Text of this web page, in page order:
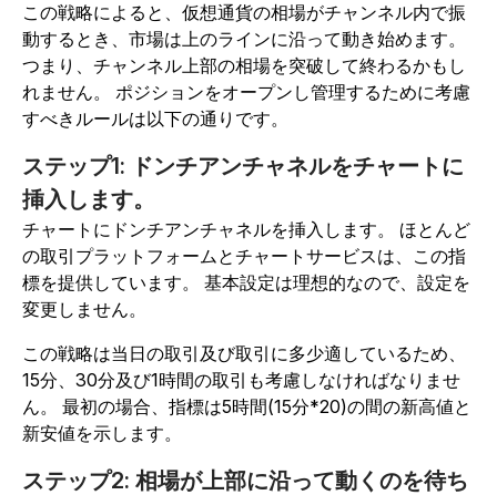
この戦略によると、仮想通貨の相場がチャンネル内で振
動するとき、市場は上のラインに沿って動き始めます。
つまり、チャンネル上部の相場を突破して終わるかもし
れません。 ポジションをオープンし管理するために考慮
すべきルールは以下の通りです。
ステップ1: ドンチアンチャネルをチャートに
挿入します。
チャートにドンチアンチャネルを挿入します。 ほとんど
の取引プラットフォームとチャートサービスは、この指
標を提供しています。 基本設定は理想的なので、設定を
変更しません。
この戦略は当日の取引及び取引に多少適しているため、
15分、30分及び1時間の取引も考慮しなければなりませ
ん。 最初の場合、指標は5時間(15分*20)の間の新高値と
新安値を示します。
ステップ2: 相場が上部に沿って動くのを待ち